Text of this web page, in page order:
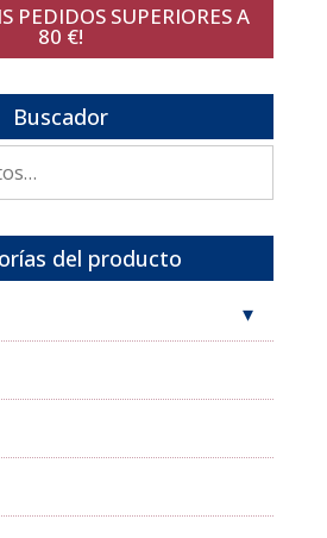
PEDIDOS SUPERIORES A
80 €!
Buscador
del producto